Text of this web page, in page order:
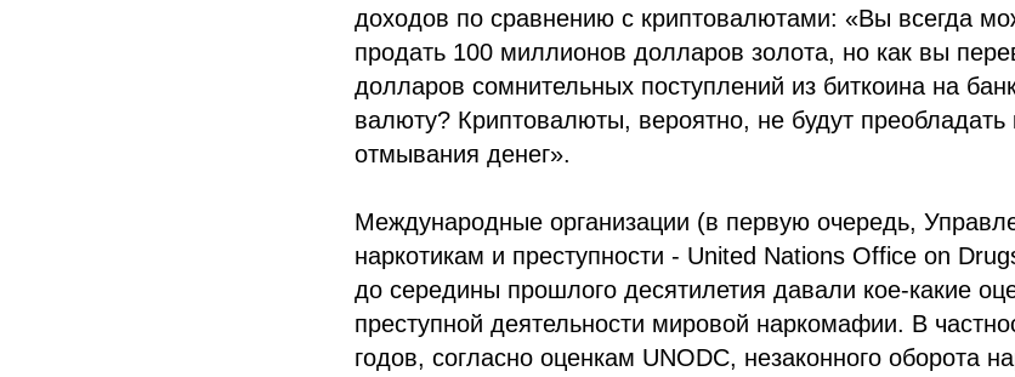
доходов по сравнению с криптовалютами: «Вы всегда
продать 100 миллионов долларов золота, но как вы
долларов сомнительных поступлений из биткоина на
валюту? Криптовалюты, вероятно, не будут
отмывания денег».
Международные организации (в первую очередь,
наркотикам и преступности - United Nations Office on
до середины прошлого десятилетия давали кое-какие
преступной деятельности мировой наркомафии. В
годов, согласно оценкам UNODC, незаконного оборота